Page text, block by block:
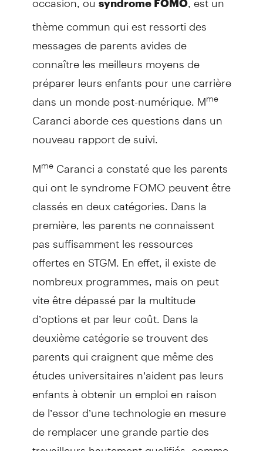
syndrome FOMO
thème commun qui est ressorti des
messages de parents avides de
connaître les meilleurs moyens de
préparer leurs enfants pour une carrière
dans un monde post-numérique. Mme
Caranci aborde ces questions dans un
nouveau rapport de suivi.
MmeCaranci a constaté que les parents
qui ont le syndrome FOMO peuvent être
classés en deux catégories. Dans la
première, les parents ne connaissent
pas suffisamment les ressources
offertes en STGM. En effet, il existe de
nombreux programmes, mais on peut
vite être dépassé par la multitude
d’options et par leur coût. Dans la
deuxième catégorie se trouvent des
parents qui craignent que même des
études universitaires n’aident pas leurs
enfants à obtenir un emploi en raison
de l’essor d’une technologie en mesure
de remplacer une grande partie des
travailleurs hautement qualifiés, comme